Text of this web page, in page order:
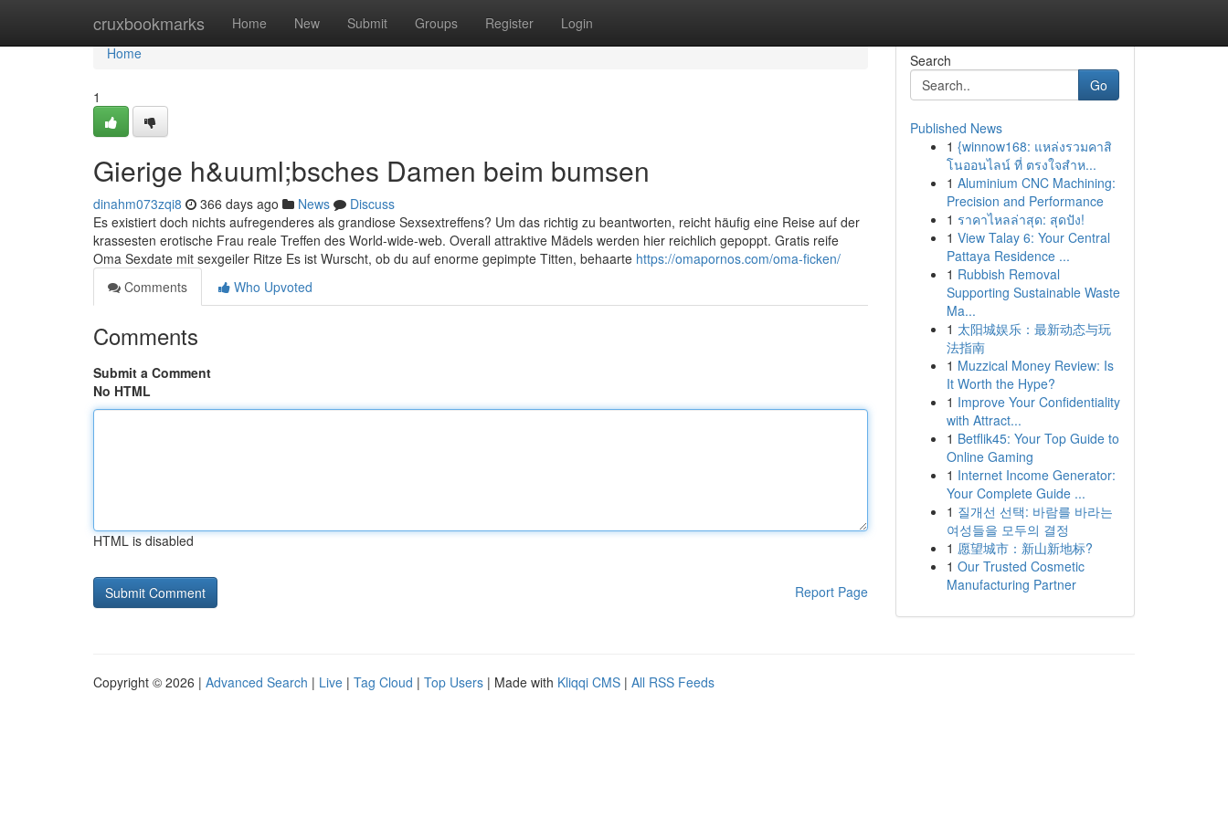
cruxbookmarks Home New Submit Groups Register Login
Home
Home
1
Gierige h&uuml;bsches Damen beim bumsen
dinahm073zqi8 366 days ago News
Discuss
Es existiert doch nichts aufregenderes als grandiose Sexsextreffens? Um das richtig zu beantworten, reicht häufig eine Reise auf der
krassesten erotische Frau reale Treffen des World-wide-web. Overall attraktive Mädels werden hier reichlich gepoppt. Gratis reife
Oma Sexdate mit sexgeiler Ritze Es ist Wurscht, ob du auf enorme gepimpte Titten, behaarte https://omapornos.com/oma-ficken/
Comments
Who Upvoted
Comments
Submit a Comment
No HTML
HTML is disabled
Report Page
Search
Go
Published News
1 {winnow168: แหล่งรวมคาสิ
โนออนไลน์ ที่ ตรงใจสำห...
1 Aluminium CNC Machining:
Precision and Performance
1 ราคาไหลล่าสุด: สุดปัง!
1 View Talay 6: Your Central
Pattaya Residence ...
1 Rubbish Removal
Supporting Sustainable Waste
Ma...
1 太阳城娱乐：最新动态与玩
法指南
1 Muzzical Money Review: Is
It Worth the Hype?
1 Improve Your Confidentiality
with Attract...
1 Betflik45: Your Top Guide to
Online Gaming
1 Internet Income Generator:
Your Complete Guide ...
1 질개선 선택: 바람를 바라는
여성들을 모두의 결정
1 愿望城市：新山新地标?
1 Our Trusted Cosmetic
Manufacturing Partner
Copyright © 2026 | Advanced Search | Live | Tag Cloud | Top Users | Made with Kliqqi CMS | All RSS Feeds